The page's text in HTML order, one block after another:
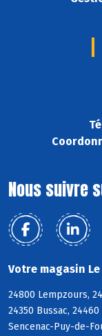
Nous suivre
Votre magasin
24800 Lempzours,
24350 Bussac,
Sencenac-Puy-de-